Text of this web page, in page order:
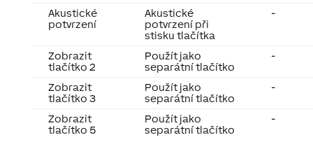
Akustické
potvrzení
Akustické
potvrzení při
stisku tlačítka
-
Zobrazit
tlačítko 2
Použít jako
separátní tlačítko
-
Zobrazit
tlačítko 3
Použít jako
separátní tlačítko
-
Zobrazit
tlačítko 5
Použít jako
separátní tlačítko
-